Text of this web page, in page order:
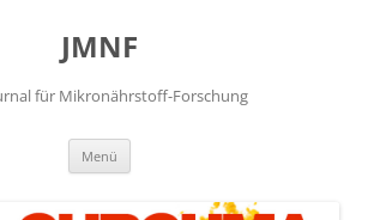
JMNF
für Mikronährstoff-Forschung
Menü